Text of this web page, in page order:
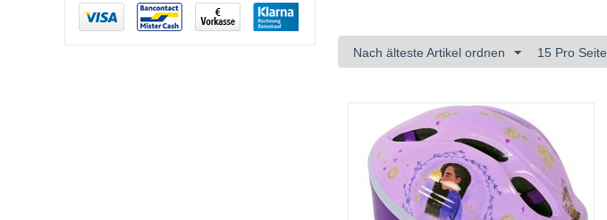
Nach älteste Artikel ordnen 15 Pro Seite